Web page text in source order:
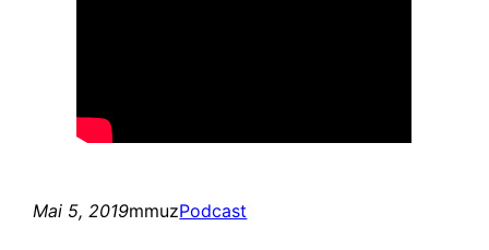
Mai 5, 2019mmuzPodcast